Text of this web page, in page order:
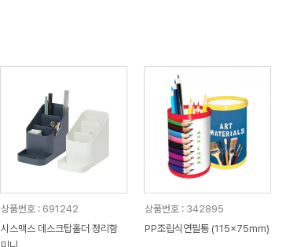
상품번호 : 691242
시스맥스 데스크탑홀더 정리함
상품번호 : 342895
PP조립식연필통 (115x75mm)